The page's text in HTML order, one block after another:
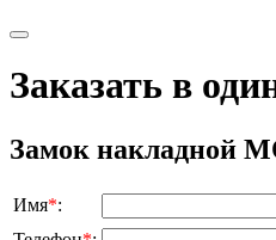
Заказать в
Замок накладной
Имя*: